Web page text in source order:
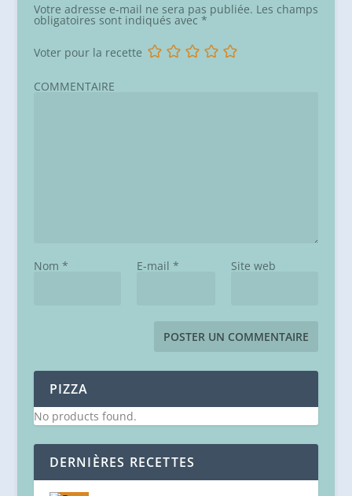
Votre adresse e-mail ne sera pas publiée. Les champs
obligatoires sont indiqués avec *
Voter pour la recette
COMMENTAIRE
Nom * E-mail * Site web
PIZZA
No products found.
DERNIÈRES RECETTES